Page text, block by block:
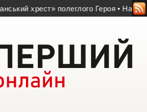
хрест» полеглого Героя • На